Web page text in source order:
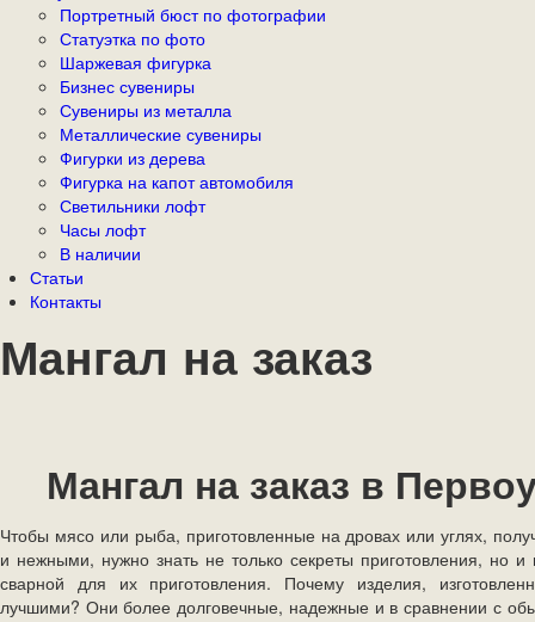
Портретный бюст по фотографии
Статуэтка по фото
Шаржевая фигурка
Бизнес сувениры
Сувениры из металла
Металлические сувениры
Фигурки из дерева
Фигурка на капот автомобиля
Светильники лофт
Часы лофт
В наличии
Статьи
Контакты
Мангал на заказ
Мангал на заказ в
Чтобы мясо или рыба, приготовленные на дровах или углях,
и нежными, нужно знать не только секреты приготовления, но
сварной для их приготовления. Почему изделия,
лучшими? Они более долговечные, надежные и в сравнении с